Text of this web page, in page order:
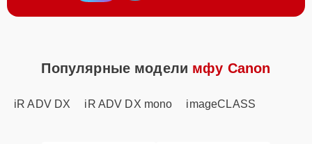
Популярные модели мфу Canon
iR ADV DX iR ADV DX mono imageCLASS